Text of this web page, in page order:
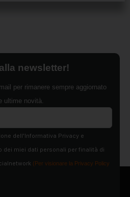
newsletter!
per rimanere sempre aggiornato
ultime novità.
dell'Informativa Privacy e
dei miei dati personali per finalità di
(Per visionare la Privacy Policy